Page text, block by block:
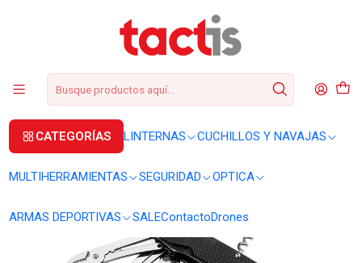
CATEGORÍAS LINTERNAS CUCHILLOS Y NAVAJAS
MULTIHERRAMIENTAS SEGURIDAD OPTICA
ARMAS DEPORTIVAS SALEContactoDrones
+56 2 3224 9572 +569 62369815
CUCHILLOS Y NAVAJAS
CORTAPLUMAS
Cortapluma Ruike LD41-B